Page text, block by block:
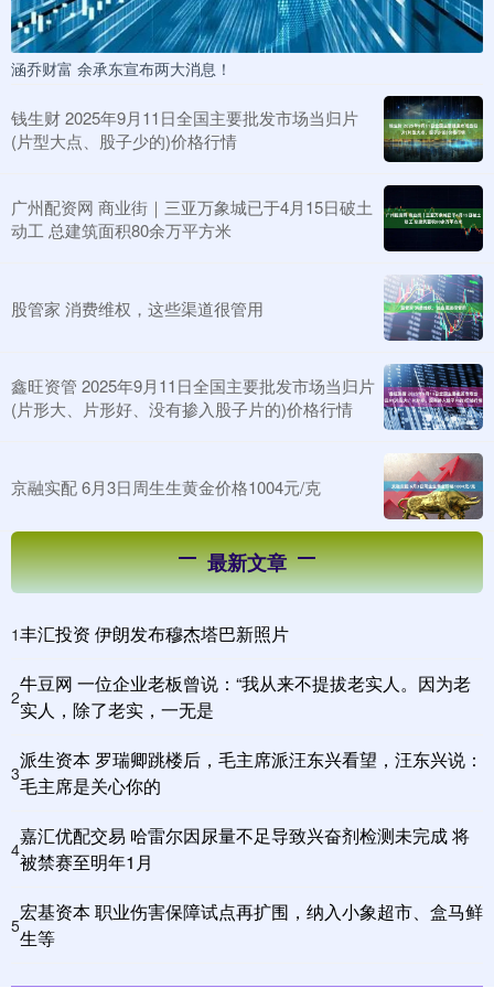
涵乔财富 余承东宣布两大消息！
钱生财 2025年9月11日全国主要批发市场当归片
(片型大点、股子少的)价格行情
广州配资网 商业街｜三亚万象城已于4月15日破土
动工 总建筑面积80余万平方米
股管家 消费维权，这些渠道很管用
鑫旺资管 2025年9月11日全国主要批发市场当归片
(片形大、片形好、没有掺入股子片的)价格行情
京融实配 6月3日周生生黄金价格1004元/克
最新文章
1丰汇投资 伊朗发布穆杰塔巴新照片
2
牛豆网 一位企业老板曾说：“我从来不提拔老实人。因为老
实人，除了老实，一无是
3
派生资本 罗瑞卿跳楼后，毛主席派汪东兴看望，汪东兴说：
毛主席是关心你的
4
嘉汇优配交易 哈雷尔因尿量不足导致兴奋剂检测未完成 将
被禁赛至明年1月
5
宏基资本 职业伤害保障试点再扩围，纳入小象超市、盒马鲜
生等